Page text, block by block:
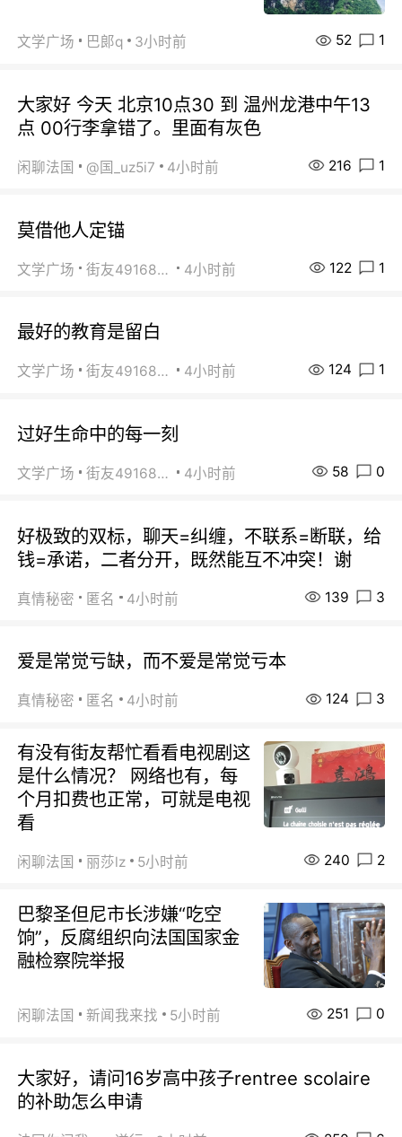
文学广场 巴郞q 3小时前 52 1
大家好 今天 北京10点30 到 温州龙港中午13
点 00行李拿错了。里面有灰色
闲聊法国 @国_uz5i7 4小时前 216 1
莫借他人定锚
文学广场 街友49168527 4小时前 122 1
最好的教育是留白
文学广场 街友49168527 4小时前 124 1
过好生命中的每一刻
文学广场 街友49168527 4小时前 58 0
好极致的双标，聊天=纠缠，不联系=断联，给
钱=承诺，二者分开，既然能互不冲突！谢
真情秘密 匿名 4小时前 139 3
爱是常觉亏缺，而不爱是常觉亏本
真情秘密 匿名 4小时前 124 3
有没有街友帮忙看看电视剧这
是什么情况？ 网络也有，每
个月扣费也正常，可就是电视
看
闲聊法国 丽莎lz 5小时前 240 2
巴黎圣但尼市长涉嫌“吃空
饷”，反腐组织向法国国家金
融检察院举报
闲聊法国 新闻我来找 5小时前 251 0
大家好，请问16岁高中孩子rentree scolaire
的补助怎么申请